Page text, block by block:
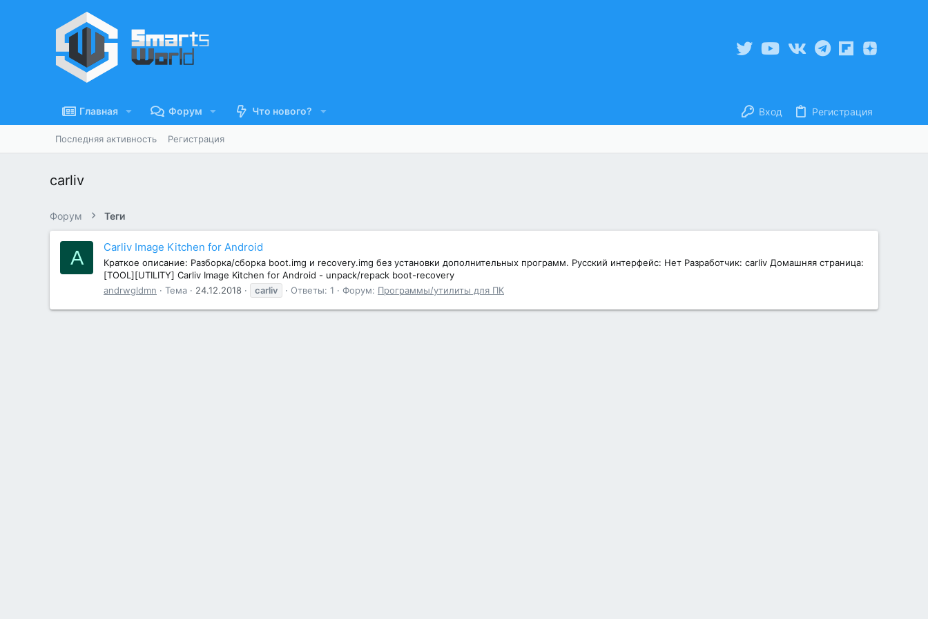
Главная Форум Что нового? Вход Регистрация
Последняя активность Регистрация
carliv
Форум Теги
A Carliv Image Kitchen for Android
Краткое описание: Разборка/сборка boot.img и recovery.img без установки дополнительных программ. Русский интерфейс: Нет Разработчик: carliv Домашняя страница:
[TOOL][UTILITY] Carliv Image Kitchen for Android - unpack/repack boot-recovery
andrwgldmn
Тема 24.12.2018 carliv Ответы: 1 Форум: Программы/утилиты для ПК